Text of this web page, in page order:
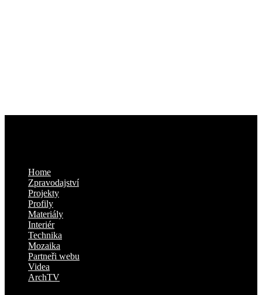
Home
Zpravodajství
Projekty
Profily
Materiály
Interiér
Technika
Mozaika
Partneři webu
Videa
ArchTV